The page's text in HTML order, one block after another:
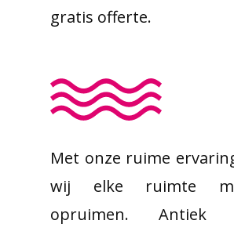
gratis offerte.
Met onze ruime
wij elke ruimte
opruimen. Antiek